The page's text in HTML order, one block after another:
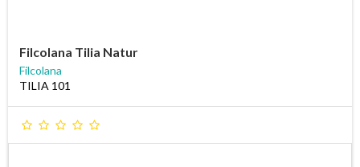
Filcolana Tilia Natur
Filcolana
TILIA 101